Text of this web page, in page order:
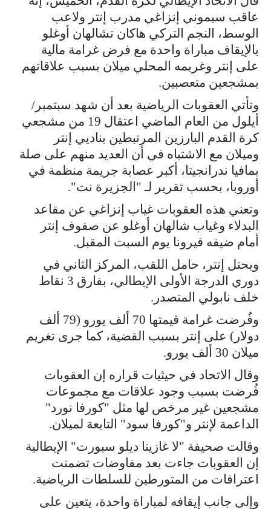
عاقب سيموني إنزاغي مدرب إنتر ولاعب
الوسط، النجم التركي هاكان تشالهان أوغلو
بالإيقاف مباراة واحدة مع فرض غرامة مالية
على إنتر وغريمه المحلي ميلان بسبب علاقاتهم
بمشجعين متعصبين.
وتأتي العقوبات الرياضية بعد أن شهد سبتمبر/
أيلول من العام الماضي اعتقال 19 من مشجعي
كرة القدم البارزين المرتبطين بناديي إنتر
وميلان مع الاشتباه في أن العديد منهم على صلة
بمافيا ندرانجيتا، أكبر عصابة جريمة منظمة في
أوروبا، بحسب تقرير لـ "الجزيرة نت".
وتعني هذه العقوبات غياب إنزاغي عن مقاعد
البدلاء وغياب شالهان أوغلو عن صفوف إنتر
أمام ضيفه فيرونا يوم السبت المقبل.
ويحتل إنتر، حامل اللقب، المركز الثاني في
دوري الدرجة الأولى الإيطالي، بفارق 3 نقاط
خلف نابولي المتصدر.
وفُرضت غرامة قيمتها 70 ألف يورو (79 ألف
دولار) على إنتر بسبب القضية، كما جرى تغريم
ميلان 30 ألف يورو.
وقال الاتحاد في حيثيات قراره إن العقوبات
فُرضت بسبب وجود علاقات مع مجموعات
مشجعين غير مرخص لها مثل "كورفا نورد"
الداعمة لإنتر و"كورفا سود" التابعة لميلان.
وقالت صحيفة "لا غازيتا ديلو سبورت" الإيطالية
إن العقوبات جاءت بعد مفاوضات تضمنت
اعترافات من المتورطين للسلطات الرياضية.
وإلى جانب إيقافه لمباراة واحدة، يتعين على